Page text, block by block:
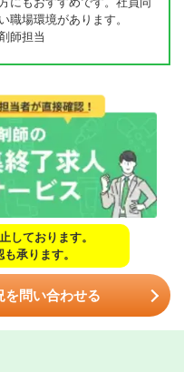
職場環境があります。
師担当
しております。
承ります。
を問い合わせる